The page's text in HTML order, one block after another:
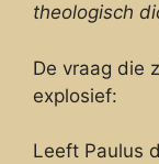
theologisch
De vraag die
explosief:
Leeft Paulus